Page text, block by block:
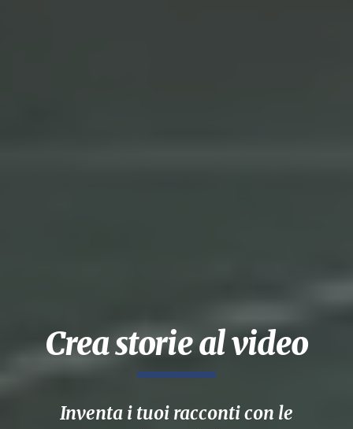
Crea storie al video
Inventa i tuoi racconti con le